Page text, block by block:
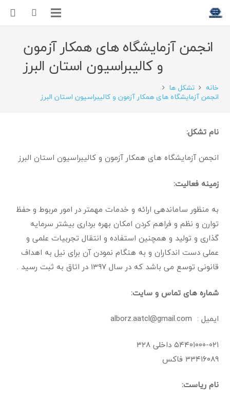
انجمن آزمایشگاه های همکار آزمون
و کالیبراسیون استان البرز
خانه تشکل ها
انجمن آزمایشگاه های همکار آزمون و کالیبراسیون استان البرز
نام تشکل:
انجمن آزمایشگاه های همکار آزمون و کالیبراسیون استان البرز
زمینه فعالیت:
به منظور ساماندهی ارائه و خدمات مهمتر در امور مربوط و حفظ
توارن و نظم و فراهم کردن امکان بهره برداری بیشتر سرمایه
گذاری و تولید و همچنین استفاده و انتقال تجربیات علمی و
عملی دست اندکاران و به هنگام نمودن آن برای نیل به اهداف
قانونی توسع می باشد که در سال ۱۳۹۷ در اتاق به ثبت رسید .
شماره های تماس و سایت:
ایمیل : alborz.aatcl@gmail.com
۵۴۴۰۱۰۰۰-۰۲۱ داخلی ۳۲۸
۳۳۴۱۶۰۸۹ فاکس
نام ریاست: